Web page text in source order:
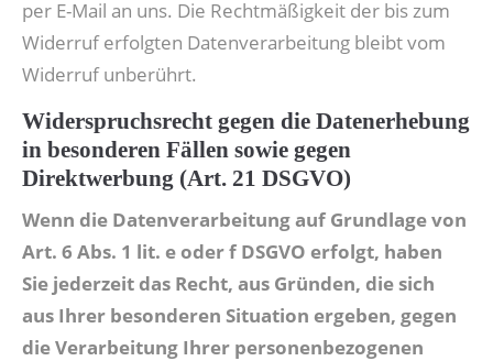
per E-Mail an uns. Die Rechtmäßigkeit der bis zum
Widerruf erfolgten Datenverarbeitung bleibt vom
Widerruf unberührt.
Widerspruchsrecht gegen die Datenerhebung
in besonderen Fällen sowie gegen
Direktwerbung (Art. 21 DSGVO)
Wenn die Datenverarbeitung auf Grundlage von
Art. 6 Abs. 1 lit. e oder f DSGVO erfolgt, haben
Sie jederzeit das Recht, aus Gründen, die sich
aus Ihrer besonderen Situation ergeben, gegen
die Verarbeitung Ihrer personenbezogenen